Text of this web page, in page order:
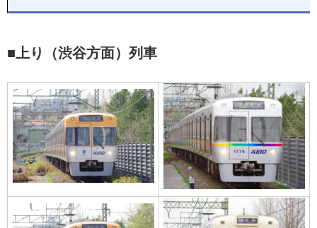
■上り（渋谷方面）列車